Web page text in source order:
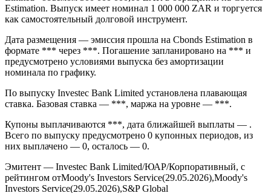
Облигации Investec Bank Limited серии (ISIN ZAG000215328,
FIGI BBG01V80SJ36) — Investec Bank Limited, FRN
10may2030, ZAR (Structured) выпуск компании «Investec Bank
Limited» объёмом 500 000 000,00 ZAR в обращении на Cbonds
Estimation. Выпуск имеет номинал 1 000 000 ZAR и торгуется
как самостоятельный долговой инструмент.
Дата размещения — эмиссия прошла на Cbonds Estimation в
формате *** через ***. Погашение запланировано на *** и
предусмотрено условиями выпуска без амортизации
По выпуску Investec Bank Limited установлена плавающая
ставка. Базовая ставка — ***, маржа на уровне — ***.
Купоны выплачиваются ***, дата ближайшей выплаты — .
Всего по выпуску предусмотрено 0 купонных периодов, из
них выплачено — 0, осталось — 0.